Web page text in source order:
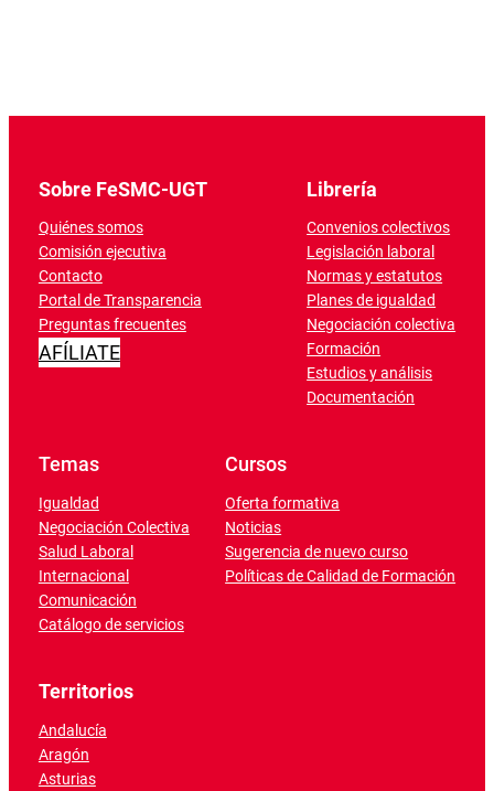
Sobre FeSMC-UGT
Quiénes somos
Comisión ejecutiva
Contacto
Portal de Transparencia
Preguntas frecuentes
AFÍLIATE
Librería
Convenios colectivos
Legislación laboral
Normas y estatutos
Planes de igualdad
Negociación colectiva
Formación
Estudios y análisis
Documentación
Temas
Igualdad
Negociación Colectiva
Salud Laboral
Internacional
Comunicación
Catálogo de servicios
Cursos
Oferta formativa
Noticias
Sugerencia de nuevo curso
Políticas de Calidad de Formación
Territorios
Andalucía
Aragón
Asturias